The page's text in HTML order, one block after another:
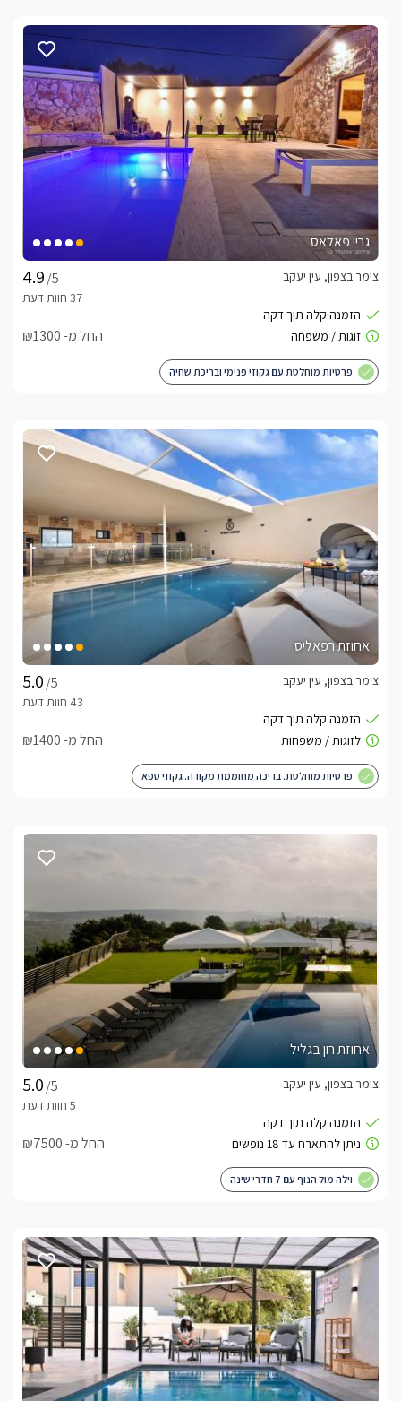
גריי פאלאס
/5
צימר בצפון, עין יעקב
החל מ- ₪1300
פרטיות מוחלטת עם גקוזי פנימי ובריכת שחיה
אחוזת רפאליס
/5
צימר בצפון, עין יעקב
החל מ- ₪1400
פרטיות מוחלטת. בריכה מחוממת מקורה. גקוזי ספא
אחוזת רון בגליל
/5
צימר בצפון, עין יעקב
החל מ- ₪7500
וילה מול הנוף עם 7 חדרי שינה